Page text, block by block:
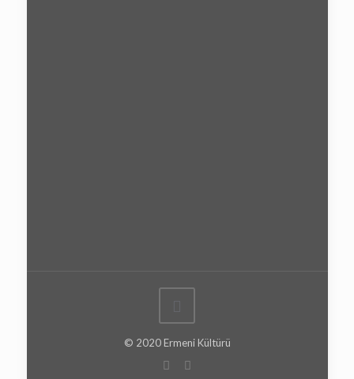
© 2020 Ermeni Kültürü